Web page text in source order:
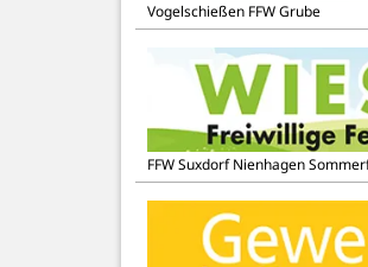
Vogelschießen FFW Grube
FFW Suxdorf Nienhagen